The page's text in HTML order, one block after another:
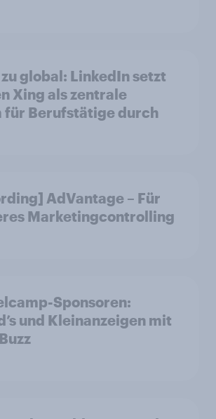
global: LinkedIn setzt
Xing als zentrale
für Berufstätige durch
AdVantage – Für
Marketingcontrolling
Sponsoren:
und Kleinanzeigen mit